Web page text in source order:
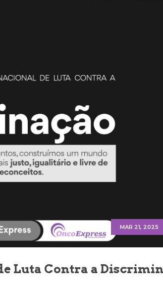
MAR 21, 2025
Luta Contra a